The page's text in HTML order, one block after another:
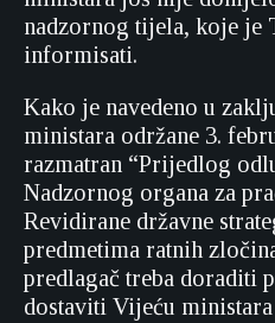
nadzornog tijela, koje je
informisati.
Kako je navedeno u
ministara održane 3.
razmatran “Prijedlog
Nadzornog organa za
Revidirane državne
predmetima ratnih
predlagač treba doraditi
dostaviti Vijeću